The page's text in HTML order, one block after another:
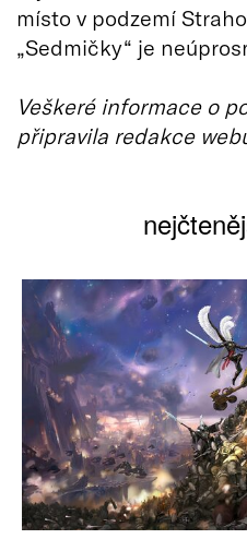
místo v podzemí
„Sedmičky“ je
Veškeré informace o
připravila redakce